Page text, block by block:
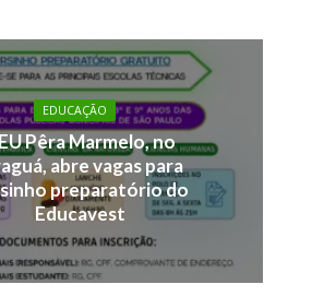
EDUCAÇÃO
Pêra Marmelo, no
abre vagas para
preparatório do
Educavest